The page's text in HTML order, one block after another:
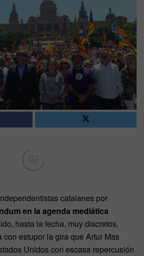
Ad
catalanes por
en la agenda mediática
hasta la fecha, muy discretos.
con estupor la gira que Artur Mas
Unidos con escasa repercusión